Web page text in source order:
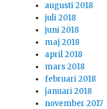
augusti 2018
juli 2018
juni 2018
maj 2018
april 2018
mars 2018
februari 2018
januari 2018
november 2017